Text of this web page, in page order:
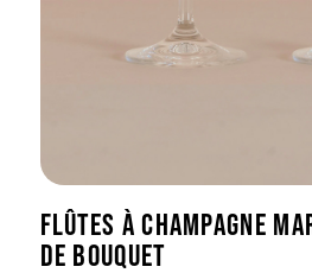
FLÛTES À CHAMPAGNE
DE BOUQUET